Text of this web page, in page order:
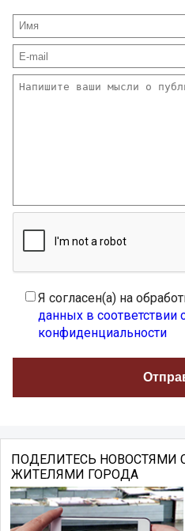
Я согласен(а) на
данных в соответствии
конфиденциальности
ПОДЕЛИТЕСЬ НОВОСТЯМИ
ЖИТЕЛЯМИ ГОРОДА